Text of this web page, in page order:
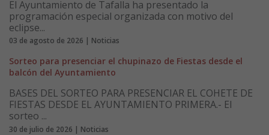
El Ayuntamiento de Tafalla ha presentado la
programación especial organizada con motivo del
eclipse...
03 de agosto de 2026 | Noticias
Sorteo para presenciar el chupinazo de Fiestas desde el
balcón del Ayuntamiento
BASES DEL SORTEO PARA PRESENCIAR EL COHETE DE
FIESTAS DESDE EL AYUNTAMIENTO PRIMERA.- El
sorteo ...
30 de julio de 2026 | Noticias